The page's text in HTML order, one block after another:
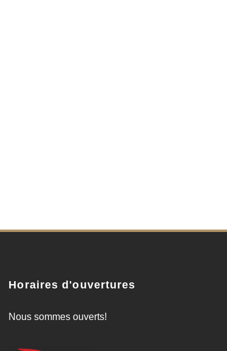
Horaires d'ouvertures
Nous sommesouverts!